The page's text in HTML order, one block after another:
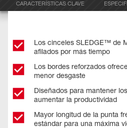
CARACTERÍSTICAS CLAVE
Los cinceles SLEDGE™ de
afilados por más tiempo
Los bordes reforzados
menor desgaste
Diseñados para mantener
aumentar la productividad
Mayor longitud de la punta
estándar para una máxima